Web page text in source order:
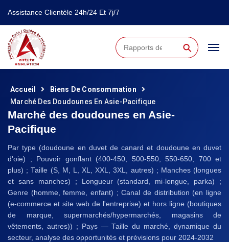
Assistance Clientèle 24h/24 Et 7j/7
⚲
Accueil
Biens De Consommation
Marché Des Doudounes En Asie-Pacifique
Marché des doudounes en Asie-
Pacifique
Par type (doudoune en duvet de canard et doudoune en duvet
d'oie) ; Pouvoir gonflant (400-450, 500-550, 550-650, 700 et
plus) ; Taille (S, M, L, XL, XXL, 3XL, autres) ; Manches (longues
et sans manches) ; Longueur (standard, mi-longue, parka) ;
Genre (homme, femme, enfant) ; Canal de distribution (en ligne
(e-commerce et site web de l'entreprise) et hors ligne (boutiques
de marque, supermarchés/hypermarchés, magasins de
vêtements, autres)) ; Pays — Taille du marché, dynamique du
secteur, analyse des opportunités et prévisions pour 2024-2032